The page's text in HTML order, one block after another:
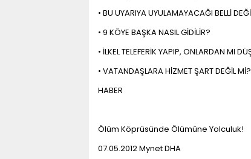
• BU UYARIYA UYULAMAYACAĞI BELLİ
• 9 KÖYE BAŞKA NASIL GİDİLİR?
• İLKEL TELEFERİK YAPIP, ONLARDAN MI
• VATANDAŞLARA HİZMET ŞART DEĞİL Mİ?
HABER
Ölüm Köprüsünde Ölümüne Yolculuk!
07.05.2012 Mynet DHA